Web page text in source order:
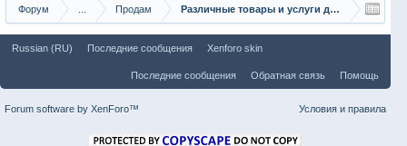
Форум Продам Различные товары и услуги для рыбаков
Russian (RU) Последние сообщения Xenforo skin
Последние сообщения Обратная связь Помощь
Условия и правила
Forum software by XenForo™